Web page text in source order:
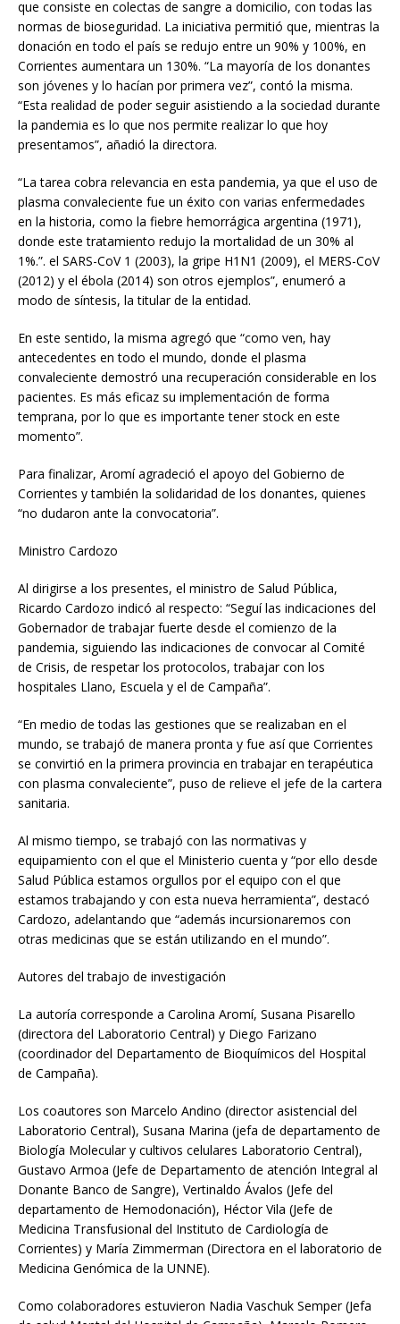
que consiste en colectas de sangre a domicilio, con todas las
normas de bioseguridad. La iniciativa permitió que, mientras la
donación en todo el país se redujo entre un 90% y 100%, en
Corrientes aumentara un 130%. “La mayoría de los donantes
son jóvenes y lo hacían por primera vez”, contó la misma.
“Esta realidad de poder seguir asistiendo a la sociedad durante
la pandemia es lo que nos permite realizar lo que hoy
presentamos”, añadió la directora.
“La tarea cobra relevancia en esta pandemia, ya que el uso de
plasma convaleciente fue un éxito con varias enfermedades
en la historia, como la fiebre hemorrágica argentina (1971),
donde este tratamiento redujo la mortalidad de un 30% al
1%.”. el SARS-CoV 1 (2003), la gripe H1N1 (2009), el MERS-CoV
(2012) y el ébola (2014) son otros ejemplos”, enumeró a
modo de síntesis, la titular de la entidad.
En este sentido, la misma agregó que “como ven, hay
antecedentes en todo el mundo, donde el plasma
convaleciente demostró una recuperación considerable en los
pacientes. Es más eficaz su implementación de forma
temprana, por lo que es importante tener stock en este
momento”.
Para finalizar, Aromí agradeció el apoyo del Gobierno de
Corrientes y también la solidaridad de los donantes, quienes
“no dudaron ante la convocatoria”.
Ministro Cardozo
Al dirigirse a los presentes, el ministro de Salud Pública,
Ricardo Cardozo indicó al respecto: “Seguí las indicaciones del
Gobernador de trabajar fuerte desde el comienzo de la
pandemia, siguiendo las indicaciones de convocar al Comité
de Crisis, de respetar los protocolos, trabajar con los
hospitales Llano, Escuela y el de Campaña”.
“En medio de todas las gestiones que se realizaban en el
mundo, se trabajó de manera pronta y fue así que Corrientes
se convirtió en la primera provincia en trabajar en terapéutica
con plasma convaleciente”, puso de relieve el jefe de la cartera
sanitaria.
Al mismo tiempo, se trabajó con las normativas y
equipamiento con el que el Ministerio cuenta y “por ello desde
Salud Pública estamos orgullos por el equipo con el que
estamos trabajando y con esta nueva herramienta”, destacó
Cardozo, adelantando que “además incursionaremos con
otras medicinas que se están utilizando en el mundo”.
Autores del trabajo de investigación
La autoría corresponde a Carolina Aromí, Susana Pisarello
(directora del Laboratorio Central) y Diego Farizano
(coordinador del Departamento de Bioquímicos del Hospital
de Campaña).
Los coautores son Marcelo Andino (director asistencial del
Laboratorio Central), Susana Marina (jefa de departamento de
Biología Molecular y cultivos celulares Laboratorio Central),
Gustavo Armoa (Jefe de Departamento de atención Integral al
Donante Banco de Sangre), Vertinaldo Ávalos (Jefe del
departamento de Hemodonación), Héctor Vila (Jefe de
Medicina Transfusional del Instituto de Cardiología de
Corrientes) y María Zimmerman (Directora en el laboratorio de
Medicina Genómica de la UNNE).
Como colaboradores estuvieron Nadia Vaschuk Semper (Jefa